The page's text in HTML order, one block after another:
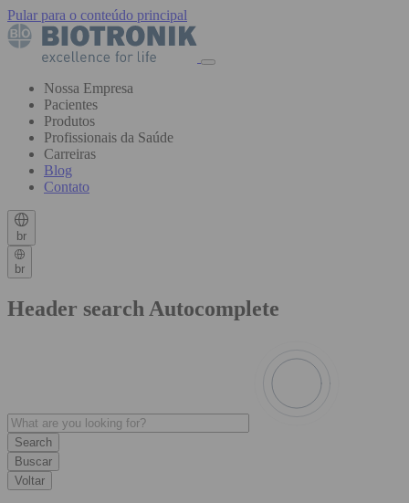
Pular para o conteúdo principal
Nossa Empresa
Pacientes
Produtos
Profissionais da Saúde
Carreiras
Blog
Contato
br
br
Header search Autocomplete
Buscar
Voltar